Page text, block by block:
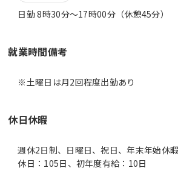
日勤 8時30分〜17時00分（休憩45分）
就業時間備考
休日休暇
週休2日制、日曜日、祝日、年末年始休
休日：105日、初年度有給：10日